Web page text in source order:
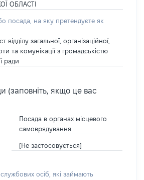
ОБЛАСТІ
посада, на яку претендуєте як
відділу загальної, організаційної,
та комунікації з громадськістю
ради
(заповніть, якщо це вас
Посада в органах місцевого
самоврядування
[Не застосовується]
осіб, які займають